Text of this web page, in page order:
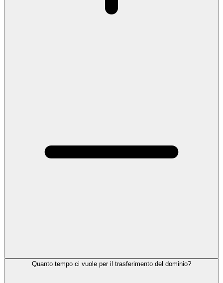
Quanto tempo ci vuole per il trasferimento del dominio?